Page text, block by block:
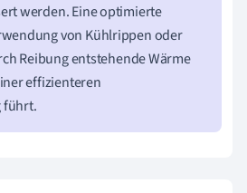
werden. Eine optimierte
von Kühlrippen oder
Reibung entstehende Wärme
effizienteren
führt.